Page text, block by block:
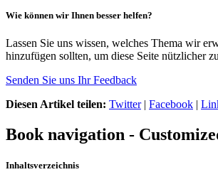
Wie können wir Ihnen besser helfen?
Lassen Sie uns wissen, welches Thema wir
hinzufügen sollten, um diese Seite nützlicher
Senden Sie uns Ihr Feedback
Diesen Artikel teilen: Twitter| Facebook |
Book navigation -
Inhaltsverzeichnis